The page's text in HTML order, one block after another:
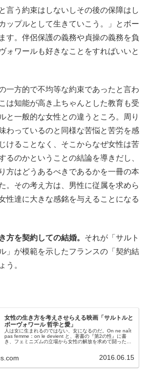
言う約束はしないしその後の保障はし
ップルとして生きていこう。」とボー
す。伴侶保護の義務や貞操の義務を負
ォワールも好きなことをすればいいと
一方的で不均等な約束であったと言わ
は知能が高き上ちゃんとした教育も受
と一般的な女性との違うところ。周り
わっているのと同様な苦悩と苦労を感
けることなく、そこからなぜ女性は苦
るのかということの結論を導きだし、
方はどうあるべきであるかを一冊の本
。その考え方は、男性に従属を求めら
性達に大きな感銘を与えることになる
方を契約しての結婚。 それが「サルト
」が模範を示したフランスの「契約結
う。
女性の生き方を考えさせらえる映画「サルトルと
ボーヴォワール 哲学と愛」
人は女に生まれるのではない、女になるのだ。On ne naît
pas femme：on le devient と、著書の『第2の性』に書
き、フェミニズムの立場から女性の解放を求めて闘ったフ
2016.06.15